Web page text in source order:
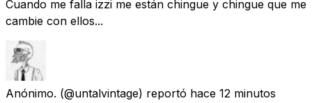
Cuando me falla izzi me están chingue y chingue que me
cambie con ellos...
Anónimo. (@untalvintage) reportó hace 12 minutos